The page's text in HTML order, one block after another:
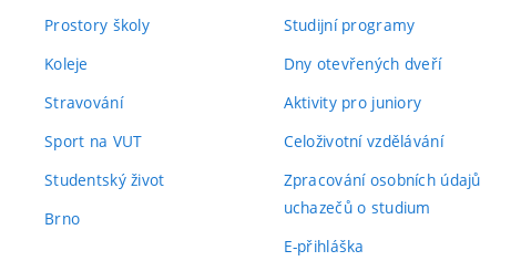
Prostory školy
Koleje
Stravování
Sport na VUT
Studentský život
Brno
Studijní programy
Dny otevřených dveří
Aktivity pro juniory
Celoživotní vzdělávání
Zpracování osobních údajů
uchazečů o studium
E-přihláška